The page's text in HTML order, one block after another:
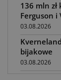
136 mln
Ferguson i
03.08.2026
bijakowe
03.08.2026